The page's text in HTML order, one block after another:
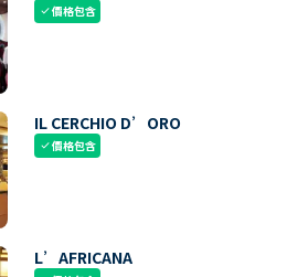
check價格包含
IL CERCHIO D’ORO
check價格包含
L’AFRICANA